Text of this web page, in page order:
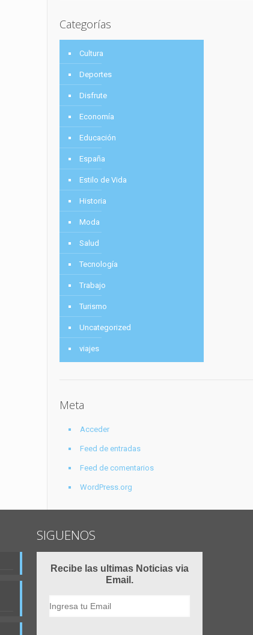
Categorías
Cultura
Deportes
Disfrute
Economía
Educación
España
Estilo de Vida
Historia
Moda
Salud
Tecnología
Trabajo
Turismo
Uncategorized
viajes
Meta
Acceder
Feed de entradas
Feed de comentarios
WordPress.org
SIGUENOS
Recibe las ultimas Noticias via
Email.